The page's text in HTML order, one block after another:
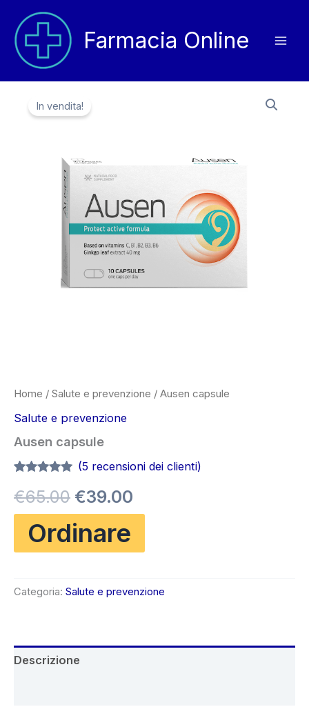
contenuto
Farmacia Online
In vendita!
Home / Salute e prevenzione / Ausen capsule
Salute e prevenzione
Ausen capsule
su 5 su
base di
recensioni
(5recensioni dei clienti)
€65.00 Il
prezzo
originale
€39.00
attuale
Ordinare
Categoria: Salute e prevenzione
Descrizione